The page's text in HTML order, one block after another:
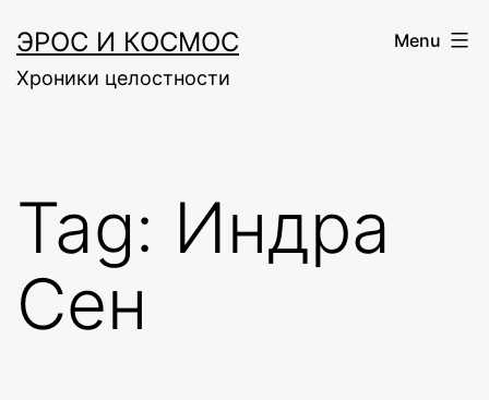
to
content
ЭРОС И КОСМОС
Хроники целостности
Menu
Tag: Индра
Сен